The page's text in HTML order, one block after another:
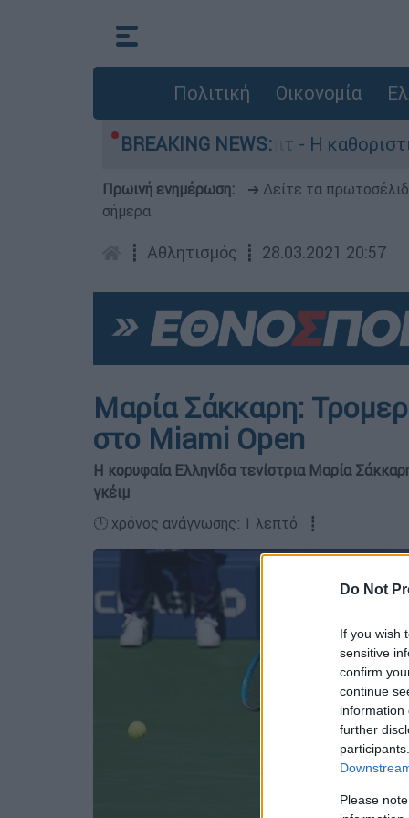
Do Not
If you wish
sensitive
confirm
continue
information
further
Please
Πολιτική Οικονομία
BREAKING NEWS:
Γουίλιαμ Όρμπιτ - Η καθοριστική
Πρωινή ενημέρωση: ➔ Δείτε τα
σήμερα
┋ Αθλητισμός ┋ 28.03.2021 20:57
Μαρία Σάκκαρη:
στο Miami Open
Η κορυφαία Ελληνίδα τενίστρια Μαρία
γκέιμ
🕛 χρόνος ανάγνωσης: 1 λεπτό ┋